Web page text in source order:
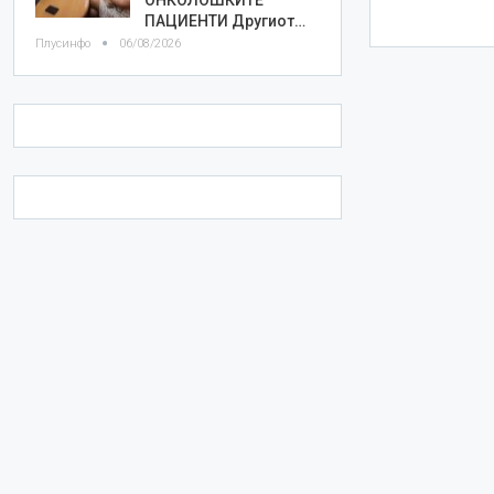
ПАЦИЕНТИ Другиот…
Плусинфо 06/08/2026